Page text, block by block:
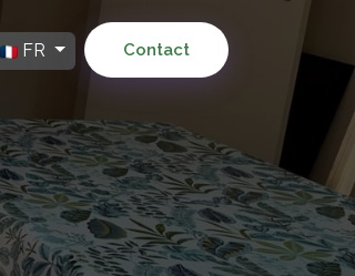
FR Contact